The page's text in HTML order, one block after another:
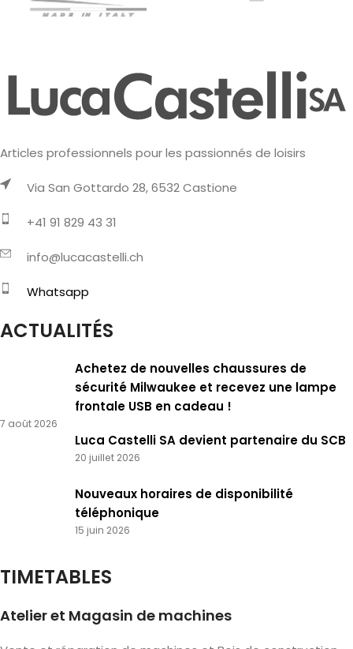
Articles professionnels pour les passionnés de loisirs
Via San Gottardo 28, 6532 Castione
+41 91 829 43 31
info@lucacastelli.ch
Whatsapp
ACTUALITÉS
Achetez de nouvelles chaussures de
sécurité Milwaukee et recevez une lampe
frontale USB en cadeau !
7 août 2026
Luca Castelli SA devient partenaire du SCB
20 juillet 2026
Nouveaux horaires de disponibilité
téléphonique
15 juin 2026
TIMETABLES
Atelier et Magasin de machines